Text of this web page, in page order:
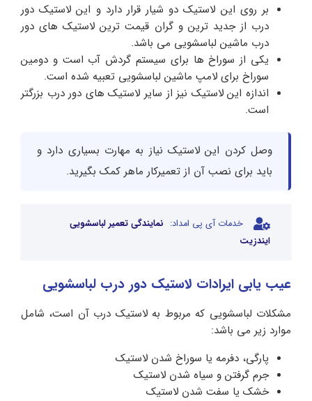
بر روی این لاستیک دو شیار قرار دارد و این لاستیک دور
درب از جدید ترین و گران قیمت ترین لاستیک های دور
درب ماشین لباسشویی می باشد.
یکی از سوراخ ها برای سیستم گردش آب است و دومین
سوراخ برای لامپ ماشین لباسشویی تعبیه شده است.
اندازه این لاستیک نیز از سایر لاستیک های دور درب بزرگتر
است.
وصل کردن این لاستیک نیاز به مهارت بسیاری دارد و
باید برای نصب آن از تعمیرکار ماهر کمک بگیرید.
خدمات آی پی امداد: نمایندگی تعمیر لباسشویی
ایندزیت
عیب یابی ایرادات لاستیک دور درب لباسشویی
مشکلات لباسشویی که مربوط به لاستیک درب آن است، شامل
موارد زیر می باشد:
پارگی، دفرمه یا سوراخ شدن لاستیک
جرم گرفتن و سیاه شدن لاستیک
خشک یا سفت شدن لاستیک